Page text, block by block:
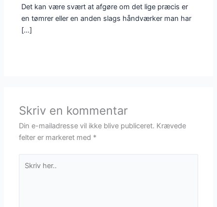
Det kan være svært at afgøre om det lige præcis er
en tømrer eller en anden slags håndværker man har
[…]
Skriv en kommentar
Din e-mailadresse vil ikke blive publiceret. Krævede
felter er markeret med *
her..